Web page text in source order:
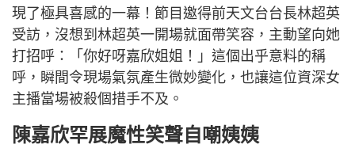
現了極具喜感的一幕！節目邀得前天文台台長林超英
受訪，沒想到林超英一開場就面帶笑容，主動望向她
打招呼：「你好呀嘉欣姐姐！」這個出乎意料的稱
呼，瞬間令現場氣氛產生微妙變化，也讓這位資深女
主播當場被殺個措手不及。
陳嘉欣罕展魔性笑聲自嘲姨姨